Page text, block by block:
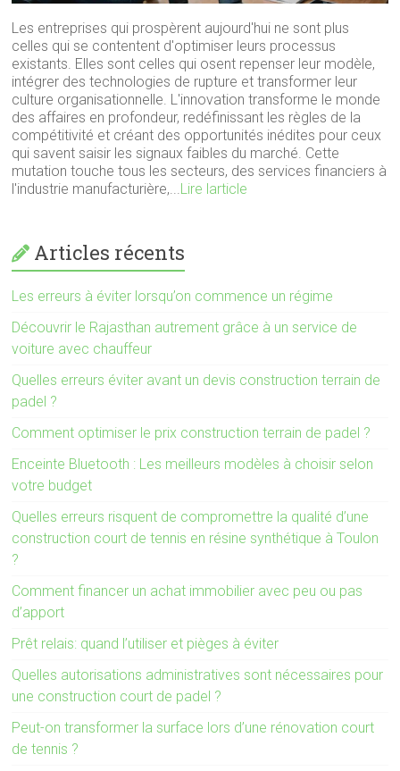
Les entreprises qui prospèrent aujourd'hui ne sont plus
celles qui se contentent d'optimiser leurs processus
existants. Elles sont celles qui osent repenser leur modèle,
intégrer des technologies de rupture et transformer leur
culture organisationnelle. L'innovation transforme le monde
des affaires en profondeur, redéfinissant les règles de la
compétitivité et créant des opportunités inédites pour ceux
qui savent saisir les signaux faibles du marché. Cette
mutation touche tous les secteurs, des services financiers à
l'industrie manufacturière,...Lire larticle
Articles récents
Les erreurs à éviter lorsqu’on commence un régime
Découvrir le Rajasthan autrement grâce à un service de
voiture avec chauffeur
Quelles erreurs éviter avant un devis construction terrain de
padel ?
Comment optimiser le prix construction terrain de padel ?
Enceinte Bluetooth : Les meilleurs modèles à choisir selon
votre budget
Quelles erreurs risquent de compromettre la qualité d’une
construction court de tennis en résine synthétique à Toulon
?
Comment financer un achat immobilier avec peu ou pas
d’apport
Prêt relais: quand l’utiliser et pièges à éviter
Quelles autorisations administratives sont nécessaires pour
une construction court de padel ?
Peut-on transformer la surface lors d’une rénovation court
de tennis ?